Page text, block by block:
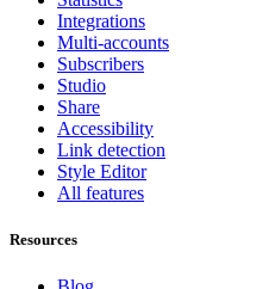
Integrations
Multi-accounts
Subscribers
Studio
Share
Accessibility
Link detection
Style Editor
All features
Resources